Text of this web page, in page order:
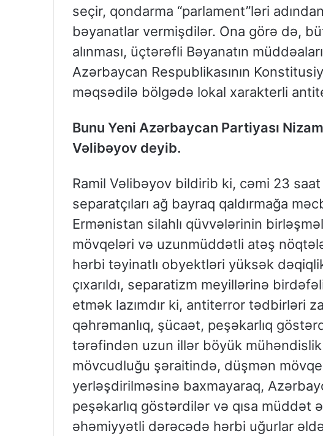
seçir, qondarma “parlament”ləri
bəyanatlar vermişdilər. Ona görə də,
alınması, üçtərəfli Bəyanatın
Azərbaycan Respublikasının
məqsədilə bölgədə lokal xarakterli
Bunu Yeni Azərbaycan Partiyası
Vəlibəyov deyib.
Ramil Vəlibəyov bildirib ki, cəmi 23
separatçıları ağ bayraq qaldırmağa
Ermənistan silahlı qüvvələrinin
mövqeləri və uzunmüddətli atəş
hərbi təyinatlı obyektləri yüksək
çıxarıldı, separatizm meyillərinə
etmək lazımdır ki, antiterror tədbirləri
qəhrəmanlıq, şücaət, peşəkarlıq
tərəfindən uzun illər böyük
mövcudluğu şəraitində, düşmən
yerləşdirilməsinə baxmayaraq,
peşəkarlıq göstərdilər və qısa
əhəmiyyətli dərəcədə hərbi uğurlar